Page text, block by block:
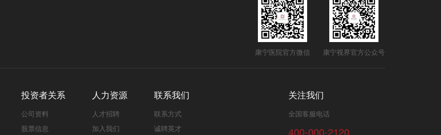
康宁医院官方微信 康宁视界官方公众号
投资者关系
公司资料
股票信息
人力资源
人才招聘
加入我们
联系我们
联系方式
诚聘英才
关注我们
全国客服电话
400-000-2120